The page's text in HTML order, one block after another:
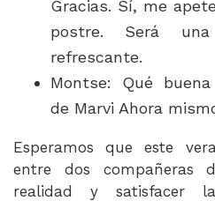
Gracias. Sí, me
postre. Será
refrescante.
Montse: Qué
de Marvi Ahora
Esperamos que este
entre dos compañeras
realidad y satisfacer